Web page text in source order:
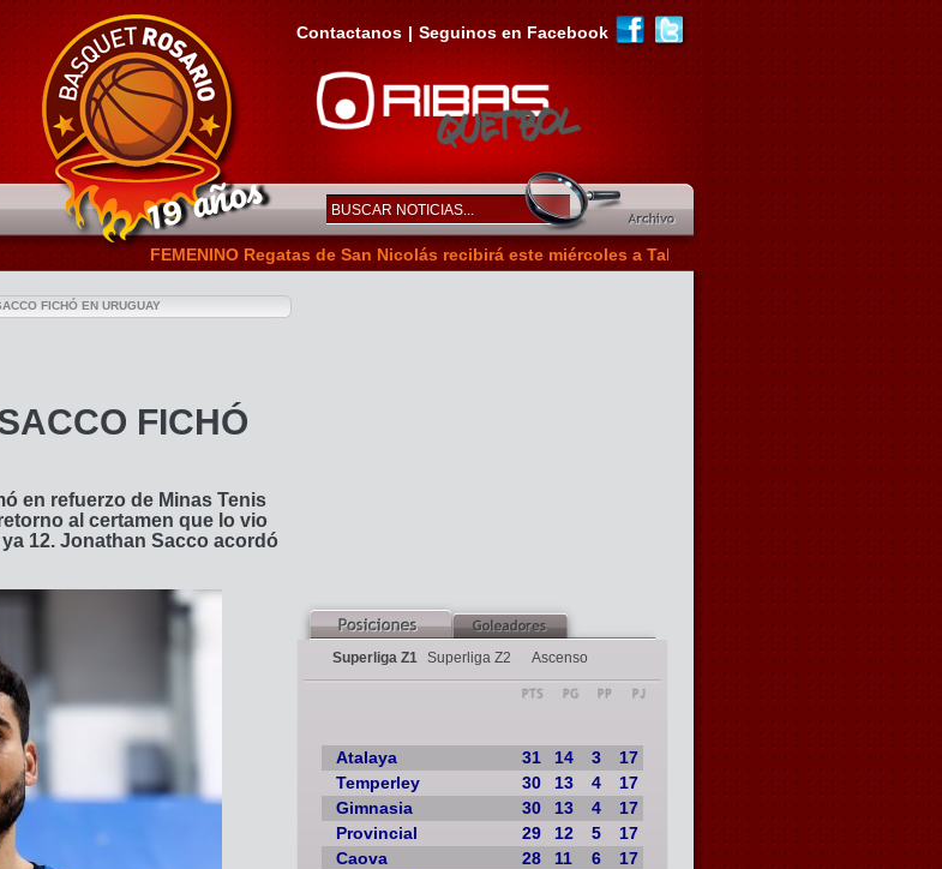
Contactanos | Seguinos en Facebook
FEMENINO Regatas de San Nicolás recibirá este miércoles a Talleres .:|:. FEMENINO Alba ante
Superliga Z1 Superliga Z2 Ascenso
Atalaya 31 14 3
17
Temperley
30 13 4
17
Gimnasia
30 13 4
17
Provincial
29 12 5
17
Caova
28 11 6
17
FICHÓ EN URUGUAY
FICHÓ
en refuerzo de Minas Tenis
al certamen que lo vio
12. Jonathan Sacco acordó